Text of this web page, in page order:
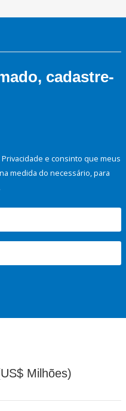
cadastre-
e consinto que meus
medida do necessário, para
Milhões)